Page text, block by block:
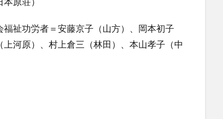
祉功労者＝安藤京子（山方）、岡本初子
上河原）、村上倉三（林田）、本山孝子（中